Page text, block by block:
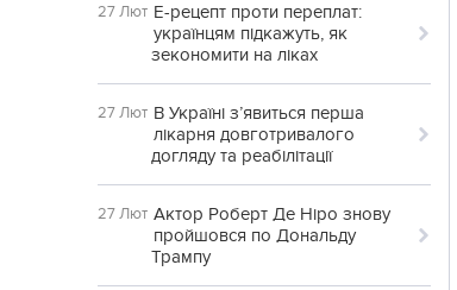
27 Лют Е-рецепт проти переплат:
українцям підкажуть, як
зекономити на ліках
27 Лют В Україні з’явиться перша
лікарня довготривалого
догляду та реабілітації
27 Лют Актор Роберт Де Ніро знову
пройшовся по Дональду
Трампу